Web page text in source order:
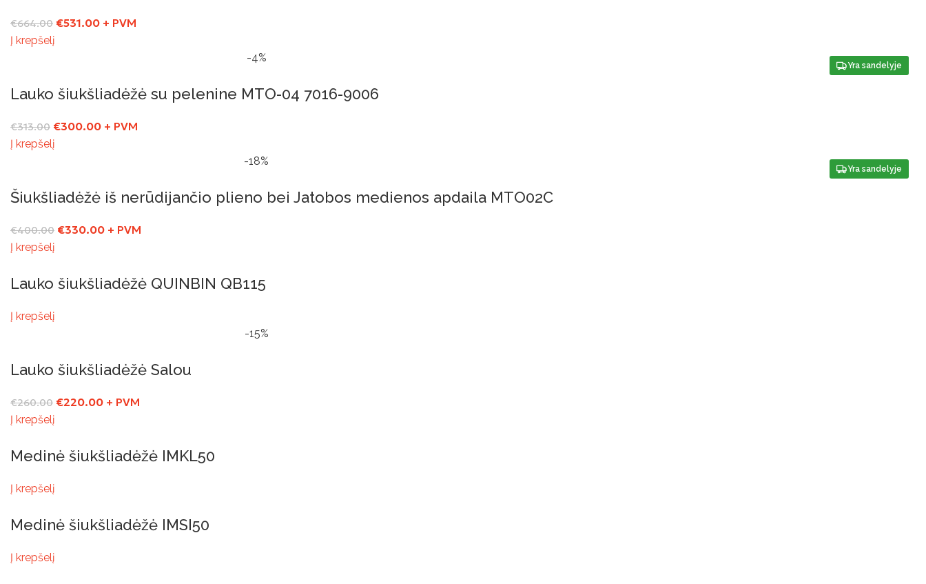
€664.00 €531.00 + PVM
Į krepšelį
-4%
Yra sandelyje
Lauko šiukšliadėžė su pelenine MTO-04 7016-9006
€313.00 €300.00 + PVM
Į krepšelį
-18%
Yra sandelyje
Šiukšliadėžė iš nerūdijančio plieno bei Jatobos medienos apdaila MTO02C
€400.00 €330.00 + PVM
Į krepšelį
Lauko šiukšliadėžė QUINBIN QB115
Į krepšelį
-15%
Lauko šiukšliadėžė Salou
€260.00 €220.00 + PVM
Į krepšelį
Medinė šiukšliadėžė IMKL50
Į krepšelį
Medinė šiukšliadėžė IMSI50
Į krepšelį